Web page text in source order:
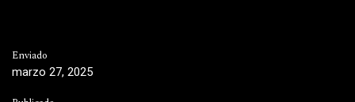
Enviado
marzo 27, 2025